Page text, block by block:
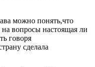
можно понять,что
вопросы настоящая ли
говоря
сделала